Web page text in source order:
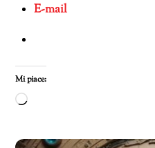
E-mail
Mi piace:
Caricamento
corso…